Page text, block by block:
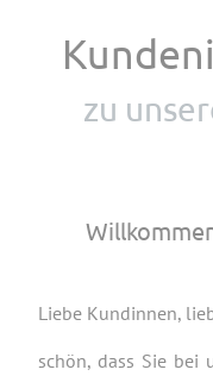
zu
Liebe Kundinnen,
schön, dass Sie bei